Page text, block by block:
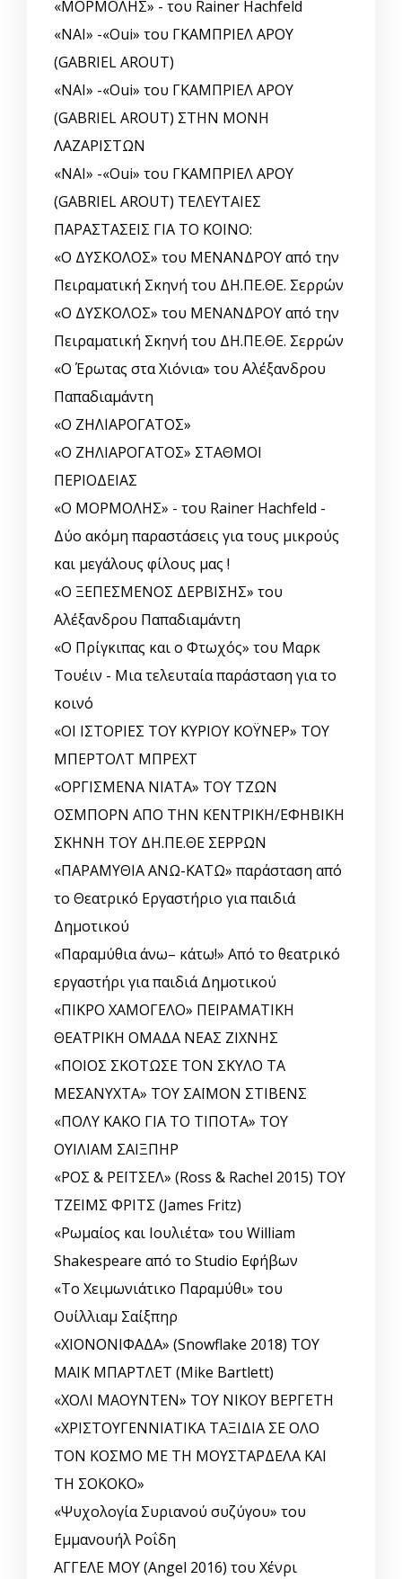
«ΜΟΡΜΟΛΗΣ» - του Rainer Hachfeld
«ΝΑΙ» -«Oui» του ΓΚΑΜΠΡΙΕΛ ΑΡΟΥ
(GABRIEL AROUT)
«ΝΑΙ» -«Oui» του ΓΚΑΜΠΡΙΕΛ ΑΡΟΥ
(GABRIEL AROUT) ΣΤΗΝ ΜΟΝΗ
ΛΑΖΑΡΙΣΤΩΝ
«ΝΑΙ» -«Oui» του ΓΚΑΜΠΡΙΕΛ ΑΡΟΥ
(GABRIEL AROUT) ΤΕΛΕΥΤΑΙΕΣ
ΠΑΡΑΣΤΑΣΕΙΣ ΓΙΑ ΤΟ ΚΟΙΝΟ:
«Ο ΔΥΣΚΟΛΟΣ» του ΜΕΝΑΝΔΡΟΥ από την
Πειραματική Σκηνή του ΔΗ.ΠΕ.ΘΕ. Σερρών
«Ο ΔΥΣΚΟΛΟΣ» του ΜΕΝΑΝΔΡΟΥ από την
Πειραματική Σκηνή του ΔΗ.ΠΕ.ΘΕ. Σερρών
«Ο Έρωτας στα Χιόνια» του Αλέξανδρου
Παπαδιαμάντη
«Ο ΖΗΛΙΑΡΟΓΑΤΟΣ»
«Ο ΖΗΛΙΑΡΟΓΑΤΟΣ» ΣΤΑΘΜΟΙ
ΠΕΡΙΟΔΕΙΑΣ
«Ο ΜΟΡΜΟΛΗΣ» - του Rainer Hachfeld -
Δύο ακόμη παραστάσεις για τους μικρούς
και μεγάλους φίλους μας !
«Ο ΞΕΠΕΣΜΕΝΟΣ ΔΕΡΒΙΣΗΣ» του
Αλέξανδρου Παπαδιαμάντη
«Ο Πρίγκιπας και ο Φτωχός» του Μαρκ
Τουέιν - Μια τελευταία παράσταση για το
κοινό
«ΟΙ ΙΣΤΟΡΙΕΣ ΤΟΥ ΚΥΡΙΟΥ ΚΟΫΝΕΡ» ΤΟΥ
ΜΠΕΡΤΟΛΤ ΜΠΡΕΧΤ
«ΟΡΓΙΣΜΕΝΑ ΝΙΑΤΑ» ΤΟΥ ΤΖΩΝ
ΟΣΜΠΟΡΝ ΑΠΟ ΤΗΝ ΚΕΝΤΡΙΚΗ/ΕΦΗΒΙΚΗ
ΣΚΗΝΗ ΤΟΥ ΔΗ.ΠΕ.ΘΕ ΣΕΡΡΩΝ
«ΠΑΡΑΜΥΘΙΑ ΑΝΩ-ΚΑΤΩ» παράσταση από
το Θεατρικό Εργαστήριο για παιδιά
Δημοτικού
«Παραμύθια άνω– κάτω!» Από το θεατρικό
εργαστήρι για παιδιά Δημοτικού
«ΠΙΚΡΟ ΧΑΜΟΓΕΛΟ» ΠΕΙΡΑΜΑΤΙΚΗ
ΘΕΑΤΡΙΚΗ ΟΜΑΔΑ ΝΕΑΣ ΖΙΧΝΗΣ
«ΠΟΙΟΣ ΣΚΟΤΩΣΕ ΤΟΝ ΣΚΥΛΟ ΤΑ
ΜΕΣΑΝΥΧΤΑ» ΤΟΥ ΣΑΪΜΟΝ ΣΤΙΒΕΝΣ
«ΠΟΛΥ ΚΑΚΟ ΓΙΑ ΤΟ ΤΙΠΟΤΑ» ΤΟΥ
ΟΥΙΛΙΑΜ ΣΑΙΞΠΗΡ
«ΡΟΣ & ΡΕΪΤΣΕΛ» (Ross & Rachel 2015) ΤΟΥ
ΤΖΕΙΜΣ ΦΡΙΤΣ (James Fritz)
«Ρωμαίος και Ιουλιέτα» του William
Shakespeare από το Studio Εφήβων
«Το Χειμωνιάτικο Παραμύθι» του
Ουίλλιαμ Σαίξπηρ
«ΧΙΟΝΟΝΙΦΑΔΑ» (Snowflake 2018) ΤΟΥ
ΜΑΙΚ ΜΠΑΡΤΛΕΤ (Mike Bartlett)
«ΧΟΛΙ ΜΑΟΥΝΤΕΝ» ΤΟΥ ΝΙΚΟΥ ΒΕΡΓΕΤΗ
«ΧΡΙΣΤΟΥΓΕΝΝΙΑΤΙΚΑ ΤΑΞΙΔΙΑ ΣΕ ΟΛΟ
ΤΟΝ ΚΟΣΜΟ ΜΕ ΤΗ ΜΟΥΣΤΑΡΔΕΛΑ ΚΑΙ
ΤΗ ΣΟΚΟΚΟ»
«Ψυχολογία Συριανού συζύγου» του
Εμμανουήλ Ροΐδη
ΑΓΓΕΛΕ ΜΟΥ (Angel 2016) του Χένρι